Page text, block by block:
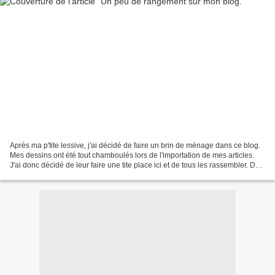
Après ma p'tite lessive, j'ai décidé de faire un brin de ménage dans ce blog.
Mes dessins ont été tout chamboulés lors de l'importation de mes articles.
J'ai donc décidé de leur faire une tite place ici et de tous les rassembler. Dès